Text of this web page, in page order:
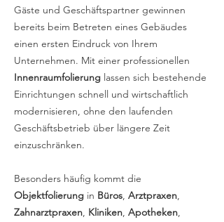
Gäste und Geschäftspartner gewinnen
bereits beim Betreten eines Gebäudes
einen ersten Eindruck von Ihrem
Unternehmen. Mit einer professionellen
Innenraumfolierung lassen sich bestehende
Einrichtungen schnell und wirtschaftlich
modernisieren, ohne den laufenden
Geschäftsbetrieb über längere Zeit
einzuschränken.
Besonders häufig kommt die
Objektfolierung in Büros, Arztpraxen,
Zahnarztpraxen, Kliniken, Apotheken,